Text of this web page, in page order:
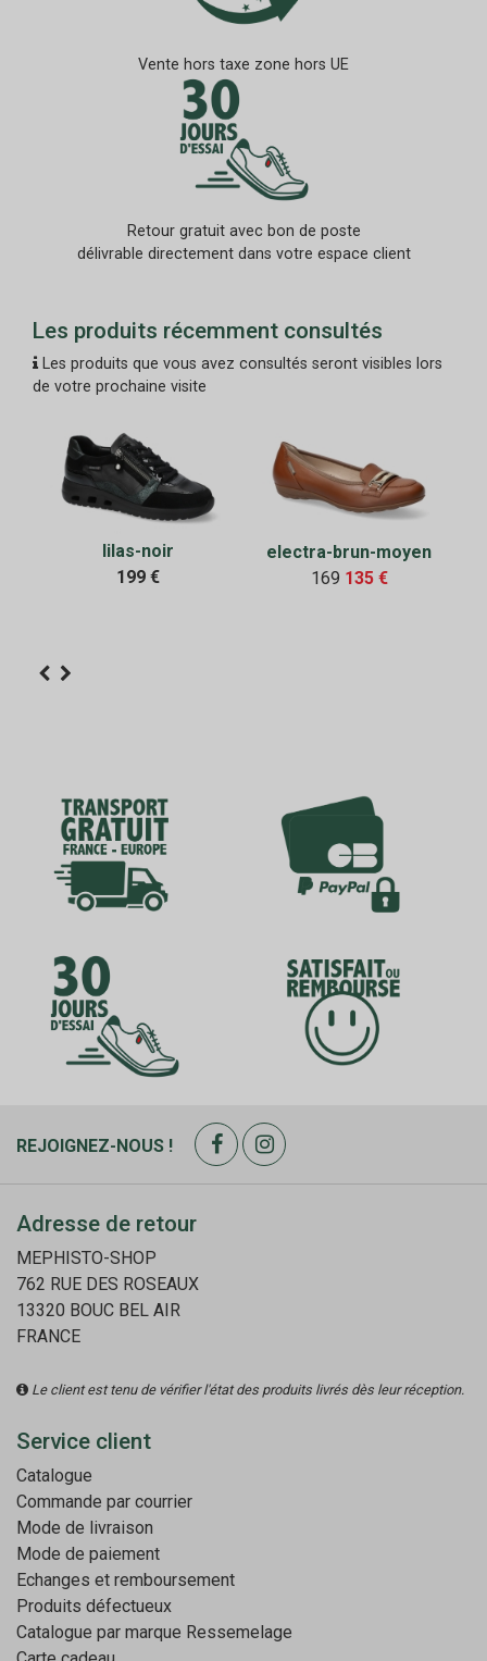
Vente hors taxe zone hors UE
Retour gratuit avec bon de poste
délivrable directement dans votre espace client
Les produits récemment consultés
Les produits que vous avez consultés seront visibles lors
de votre prochaine visite
lilas-noir
199 €
electra-brun-moyen
169 135 €
REJOIGNEZ-NOUS !
Adresse de retour
MEPHISTO-SHOP
762 RUE DES ROSEAUX
13320 BOUC BEL AIR
FRANCE
Le client est tenu de vérifier l'état des produits livrés dès leur réception.
Service client
Catalogue
Commande par courrier
Mode de livraison
Mode de paiement
Echanges et remboursement
Produits défectueux
Catalogue par marque Ressemelage